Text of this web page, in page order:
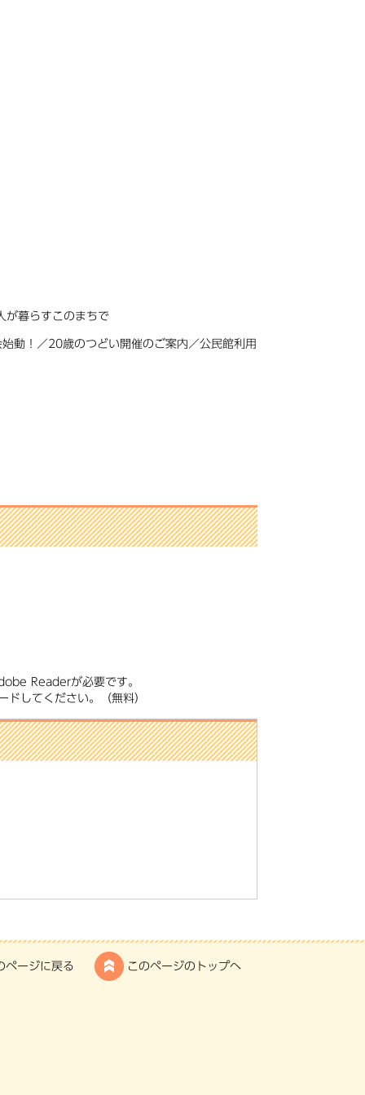
暮らすこのまちで
動！／20歳のつどい開催のご案内／公民館利用
Readerが必要です。
してください。（無料）
ページに戻る このページのトップへ